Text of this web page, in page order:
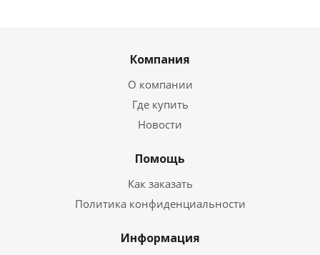
Компания
О компании
Где купить
Новости
Помощь
Как заказать
Политика конфиденциальности
Информация